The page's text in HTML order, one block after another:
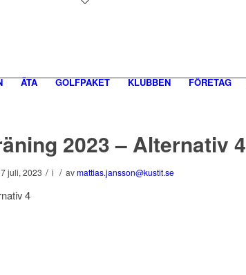
ÄTA GOLFPAKET KLUBBEN FÖRETAG
2023 – Alternativ 4
juli, 2023 / i / avmattias.jansson@kustit.se